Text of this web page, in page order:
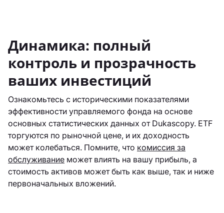
Динамика: полный
контроль и прозрачность
ваших инвестиций
Ознакомьтесь с историческими показателями
эффективности управляемого фонда на основе
основных статистических данных от Dukascopy. ETF
торгуются по рыночной цене, и их доходность
может колебаться. Помните, что комиссия за
обслуживание может влиять на вашу прибыль, а
стоимость активов может быть как выше, так и ниже
первоначальных вложений.